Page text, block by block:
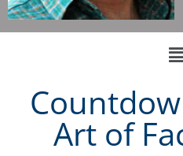
Art of